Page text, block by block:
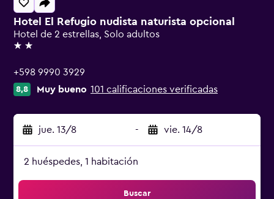
Hotel El Refugio nudista naturista opcional
Hotel de 2 estrellas, Solo adultos
2 estrellas
+598 9990 3929
8,8 Muy bueno 101 calificaciones verificadas
jue. 13/8 - vie. 14/8
2 huéspedes, 1 habitación
Buscar